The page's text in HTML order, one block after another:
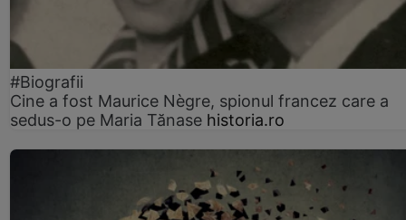
#Biografii
Cine a fost Maurice Nègre, spionul francez care a
sedus-o pe Maria Tănase historia.ro